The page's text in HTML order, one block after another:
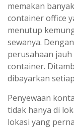
memakan
container office
menutup
sewanya.
perusahaan
container.
dibayarkan
Penyewaan
tidak hanya di
lokasi yang